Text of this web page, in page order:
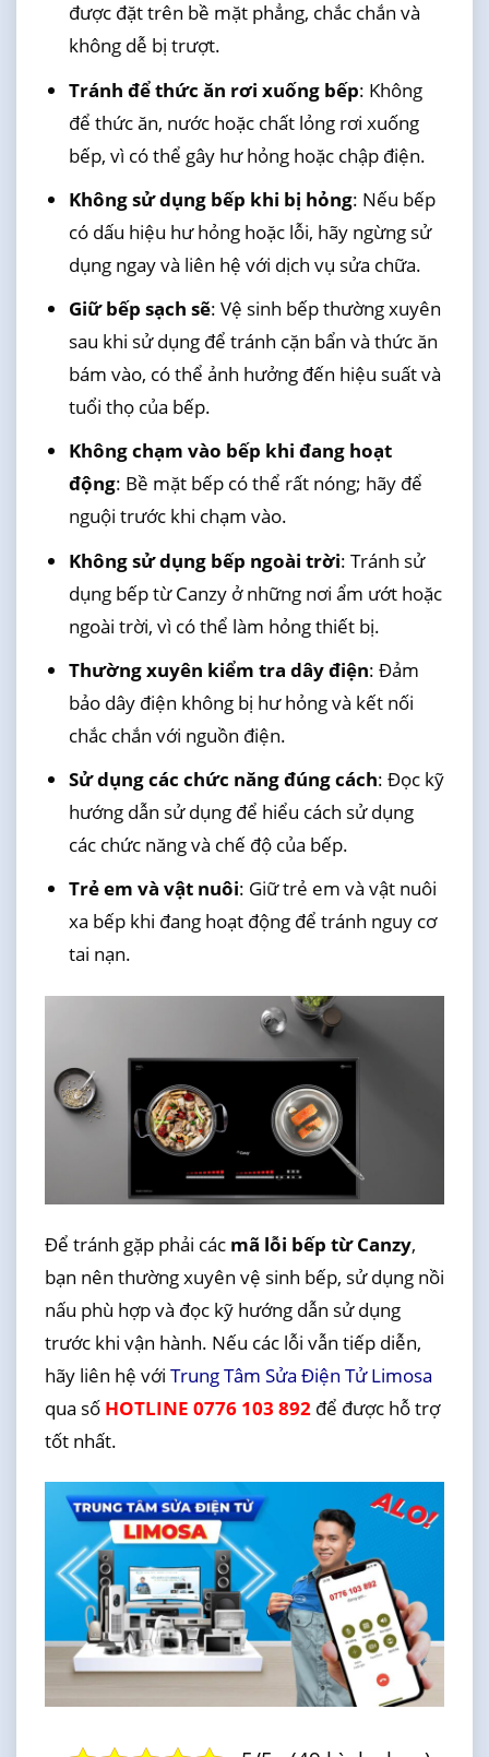
được đặt trên bề mặt phẳng, chắc chắn và
không dễ bị trượt.
Tránh để thức ăn rơi xuống bếp: Không
để thức ăn, nước hoặc chất lỏng rơi xuống
bếp, vì có thể gây hư hỏng hoặc chập điện.
Không sử dụng bếp khi bị hỏng: Nếu bếp
có dấu hiệu hư hỏng hoặc lỗi, hãy ngừng sử
dụng ngay và liên hệ với dịch vụ sửa chữa.
Giữ bếp sạch sẽ: Vệ sinh bếp thường xuyên
sau khi sử dụng để tránh cặn bẩn và thức ăn
bám vào, có thể ảnh hưởng đến hiệu suất và
tuổi thọ của bếp.
Không chạm vào bếp khi đang hoạt
động: Bề mặt bếp có thể rất nóng; hãy để
nguội trước khi chạm vào.
Không sử dụng bếp ngoài trời: Tránh sử
dụng bếp từ Canzy ở những nơi ẩm ướt hoặc
ngoài trời, vì có thể làm hỏng thiết bị.
Thường xuyên kiểm tra dây điện: Đảm
bảo dây điện không bị hư hỏng và kết nối
chắc chắn với nguồn điện.
Sử dụng các chức năng đúng cách: Đọc kỹ
hướng dẫn sử dụng để hiểu cách sử dụng
các chức năng và chế độ của bếp.
Trẻ em và vật nuôi: Giữ trẻ em và vật nuôi
xa bếp khi đang hoạt động để tránh nguy cơ
tai nạn.
Để tránh gặp phải các mã lỗi bếp từ Canzy,
bạn nên thường xuyên vệ sinh bếp, sử dụng nồi
nấu phù hợp và đọc kỹ hướng dẫn sử dụng
trước khi vận hành. Nếu các lỗi vẫn tiếp diễn,
hãy liên hệ với Trung Tâm Sửa Điện Tử Limosa
qua số HOTLINE 0776 103 892để được hỗ trợ
tốt nhất.